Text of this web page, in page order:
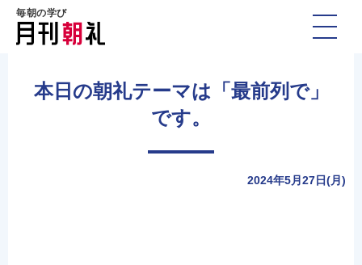
毎朝の学び
本日の朝礼テーマは「最前列で」
です。
2024年5月27日(月)